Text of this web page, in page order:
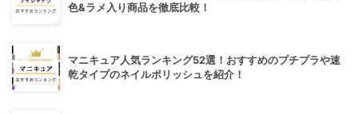
色&ラメ入り商品を徹底比較！
マニキュア人気ランキング52選！おすすめのプチプラや速
乾タイプのネイルポリッシュを紹介！